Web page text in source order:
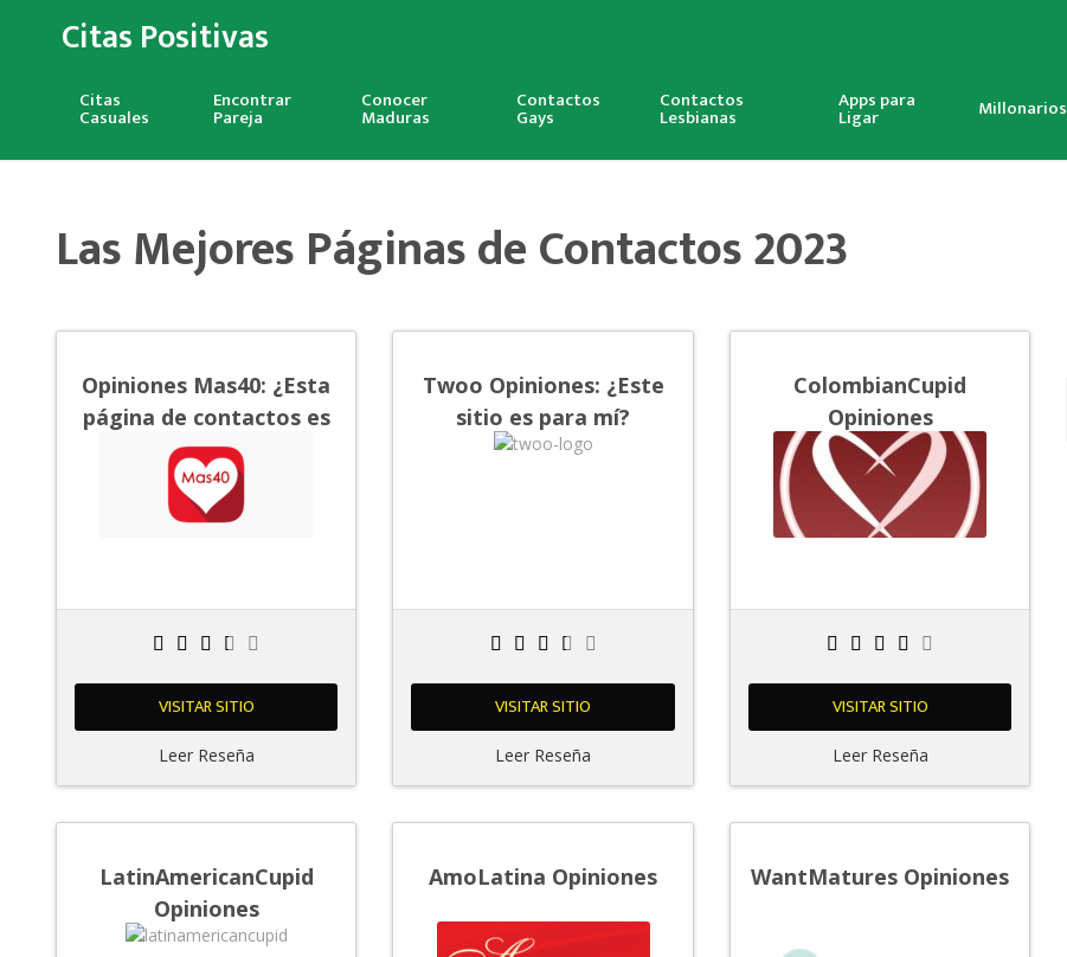
Citas Positivas
Citas
Casuales
Encontrar
Pareja
Conocer
Maduras
Contactos
Gays
Contactos
Lesbianas
Apps para
Ligar Millonarios
Las Mejores Páginas de Contactos 2023
Opiniones Mas40: ¿Esta
página de contactos es
para mí?
VISITAR SITIO
Leer Reseña
Twoo Opiniones: ¿Este
sitio es para mí?
VISITAR SITIO
Leer Reseña
ColombianCupid
Opiniones
VISITAR SITIO
Leer Reseña
LatinAmericanCupid
Opiniones
AmoLatina Opiniones WantMatures Opiniones